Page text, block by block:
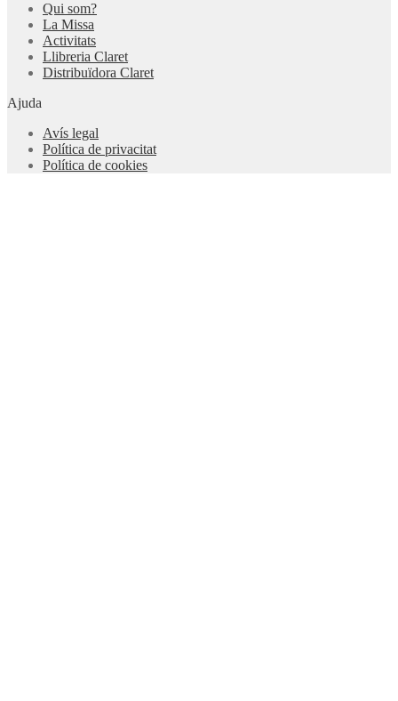
Qui som?
La Missa
Activitats
Llibreria Claret
Distribuïdora Claret
Ajuda
Avís legal
Política de privacitat
Política de cookies